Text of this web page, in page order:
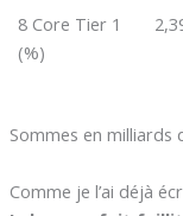
8 Core Tier 1
(%)
Sommes en milliards
Comme je l’ai déjà